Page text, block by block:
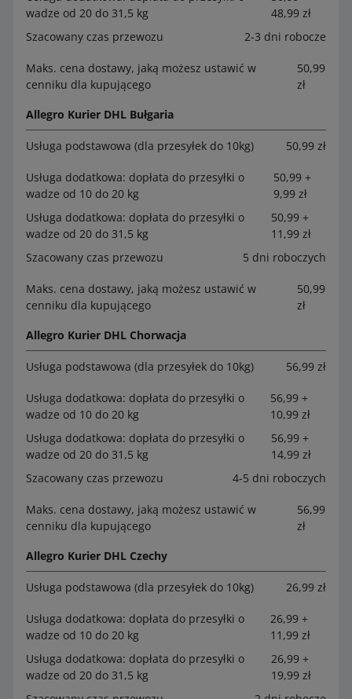
wadze od 20 do 31,5 kg
48,99 zł
Szacowany czas przewozu
2-3 dni robocze
Maks. cena dostawy, jaką możesz ustawić w
cenniku dla kupującego
50,99
zł
Allegro Kurier DHL Bułgaria
Usługa podstawowa (dla przesyłek do 10kg) 50,99 zł
Usługa dodatkowa: dopłata do przesyłki o
wadze od 10 do 20 kg
50,99 +
9,99 zł
Usługa dodatkowa: dopłata do przesyłki o
wadze od 20 do 31,5 kg
50,99 +
11,99 zł
Szacowany czas przewozu
5 dni roboczych
Maks. cena dostawy, jaką możesz ustawić w
cenniku dla kupującego
50,99
zł
Allegro Kurier DHL Chorwacja
Usługa podstawowa (dla przesyłek do 10kg) 56,99 zł
Usługa dodatkowa: dopłata do przesyłki o
wadze od 10 do 20 kg
56,99 +
10,99 zł
Usługa dodatkowa: dopłata do przesyłki o
wadze od 20 do 31,5 kg
56,99 +
14,99 zł
Szacowany czas przewozu
4-5 dni roboczych
Maks. cena dostawy, jaką możesz ustawić w
cenniku dla kupującego
56,99
zł
Allegro Kurier DHL Czechy
Usługa podstawowa (dla przesyłek do 10kg) 26,99 zł
Usługa dodatkowa: dopłata do przesyłki o
wadze od 10 do 20 kg
26,99 +
11,99 zł
Usługa dodatkowa: dopłata do przesyłki o
wadze od 20 do 31,5 kg
26,99 +
19,99 zł